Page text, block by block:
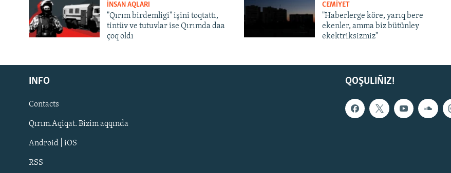
Русский
Українською
QOŞULIÑIZ!
İNSAN AQLARI
"Qırım birdemligi" işini toqtattı,
tintüv ve tutuvlar ise Qırımda daa
çoq oldı
CEMİYET
"Haberlerge köre, yarıq bere
ekenler, amma biz bütünley
ekektriksizmiz"
QOŞULIÑIZ!
INFO
Contacts
Qırım.Aqiqat. Bizim aqqında
Android | iOS
RSS